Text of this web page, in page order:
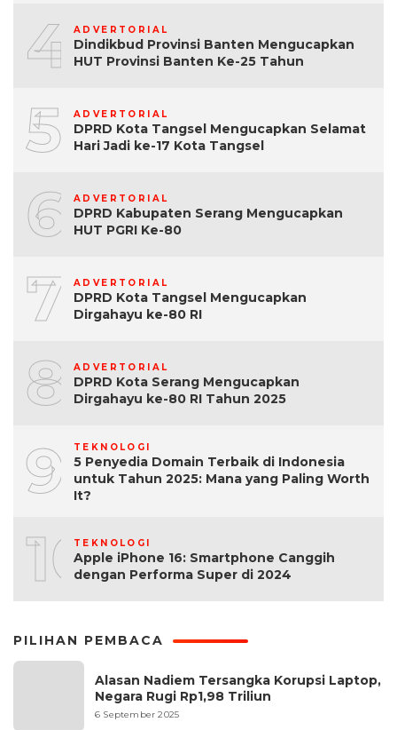
4 ADVERTORIAL
Dindikbud Provinsi Banten Mengucapkan
HUT Provinsi Banten Ke-25 Tahun
5 ADVERTORIAL
DPRD Kota Tangsel Mengucapkan Selamat
Hari Jadi ke-17 Kota Tangsel
6 ADVERTORIAL
DPRD Kabupaten Serang Mengucapkan
HUT PGRI Ke-80
7 ADVERTORIAL
DPRD Kota Tangsel Mengucapkan
Dirgahayu ke-80 RI
8 ADVERTORIAL
DPRD Kota Serang Mengucapkan
Dirgahayu ke-80 RI Tahun 2025
9 TEKNOLOGI
5 Penyedia Domain Terbaik di Indonesia
untuk Tahun 2025: Mana yang Paling Worth
It?
10TEKNOLOGI
Apple iPhone 16: Smartphone Canggih
dengan Performa Super di 2024
PILIHAN PEMBACA
Alasan Nadiem Tersangka Korupsi Laptop,
Negara Rugi Rp1,98 Triliun
6 September 2025